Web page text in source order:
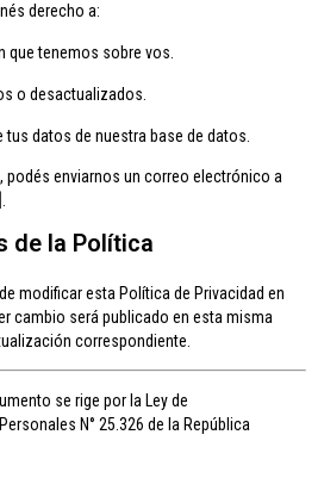
derecho a:
que tenemos sobre vos.
o desactualizados.
tus datos de nuestra base de datos.
podés enviarnos un correo electrónico a
.
de la Política
modificar esta Política de Privacidad en
cambio será publicado en esta misma
correspondiente.
se rige por la Ley de
N° 25.326 de la República